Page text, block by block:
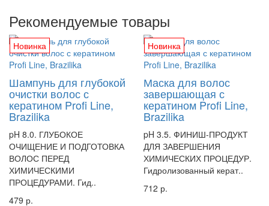
Рекомендуемые товары
Новинка
Шампунь для глубокой
очистки волос с
кератином Profi Line,
Brazilika
pH 8.0. ГЛУБОКОЕ
ОЧИЩЕНИЕ И ПОДГОТОВКА
ВОЛОС ПЕРЕД
ХИМИЧЕСКИМИ
ПРОЦЕДУРАМИ. Гид..
479 р.
Новинка
Маска для волос
завершающая с
кератином Profi Line,
Brazilika
pH 3.5. ФИНИШ-ПРОДУКТ
ДЛЯ ЗАВЕРШЕНИЯ
ХИМИЧЕСКИХ ПРОЦЕДУР.
Гидролизованный керат..
712 р.